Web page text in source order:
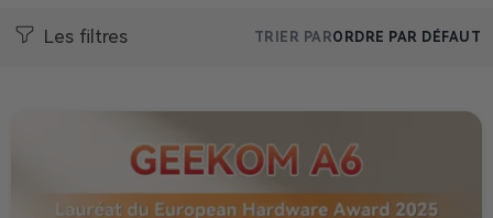
Les filtres TRIER PARORDRE PAR DÉFAUT